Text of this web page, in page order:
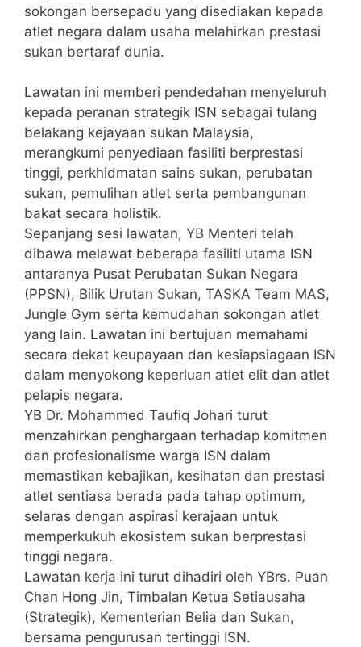
sokongan bersepadu yang disediakan kepada
atlet negara dalam usaha melahirkan prestasi
sukan bertaraf dunia.
Lawatan ini memberi pendedahan menyeluruh
kepada peranan strategik ISN sebagai tulang
belakang kejayaan sukan Malaysia,
merangkumi penyediaan fasiliti berprestasi
tinggi, perkhidmatan sains sukan, perubatan
sukan, pemulihan atlet serta pembangunan
bakat secara holistik.
Sepanjang sesi lawatan, YB Menteri telah
dibawa melawat beberapa fasiliti utama ISN
antaranya Pusat Perubatan Sukan Negara
(PPSN), Bilik Urutan Sukan, TASKA Team MAS,
Jungle Gym serta kemudahan sokongan atlet
yang lain. Lawatan ini bertujuan memahami
secara dekat keupayaan dan kesiapsiagaan ISN
dalam menyokong keperluan atlet elit dan atlet
pelapis negara.
YB Dr. Mohammed Taufiq Johari turut
menzahirkan penghargaan terhadap komitmen
dan profesionalisme warga ISN dalam
memastikan kebajikan, kesihatan dan prestasi
atlet sentiasa berada pada tahap optimum,
selaras dengan aspirasi kerajaan untuk
memperkukuh ekosistem sukan berprestasi
tinggi negara.
Lawatan kerja ini turut dihadiri oleh YBrs. Puan
Chan Hong Jin, Timbalan Ketua Setiausaha
(Strategik), Kementerian Belia dan Sukan,
bersama pengurusan tertinggi ISN.